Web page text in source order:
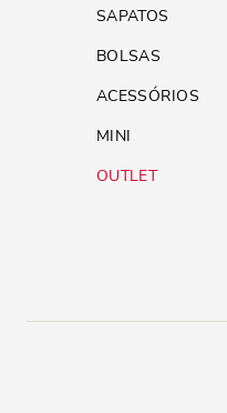
SAPATOS
BOLSAS
ACESSÓRIOS
MINI
OUTLET